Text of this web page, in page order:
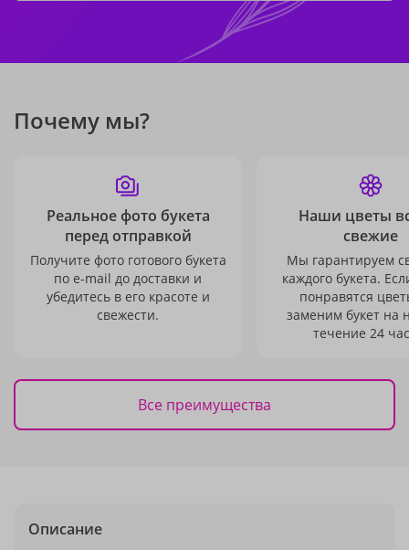
Почему мы?
Реальное фото букета
перед отправкой
Получите фото готового букета
по e-mail до доставки и
убедитесь в его красоте и
свежести.
Наши цветы
свежие
Мы гарантируем
каждого букета.
понравятся
заменим букет на
течение 24
Все преимущества
Описание